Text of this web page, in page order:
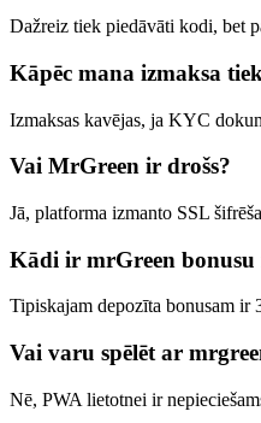
Dažreiz tiek piedāvāti kodi, bet
Kāpēc mana izmaksa
Izmaksas kavējas, ja KYC
Vai MrGreen ir drošs?
Jā, platforma izmanto SSL
Kādi ir mrGreen bonusu
Tipiskajam depozīta bonusam ir
Vai varu spēlēt ar
Nē, PWA lietotnei ir